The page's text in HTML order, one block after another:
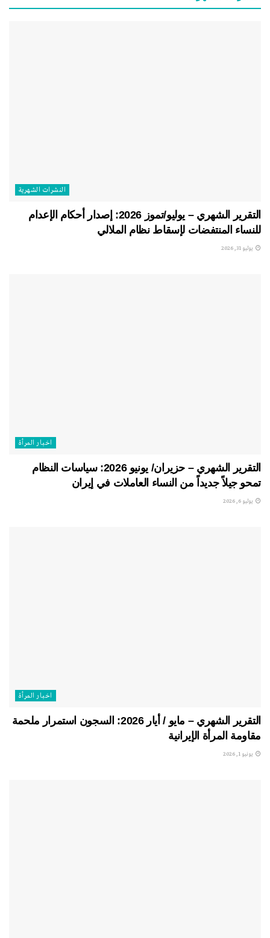
النشرات الشهریة
التقرير الشهري – يوليو/تموز 2026: إصدار أحكام الإعدام
للنساء المنتفضات لإسقاط نظام الملالي
يوليو 31, 2026
اخبار المرأة
التقرير الشهري – حزيران/ يونيو 2026: سياسات النظام
تمحو جيلاً جديداً من النساء العاملات في إيران
يوليو 6, 2026
اخبار المرأة
التقرير الشهري – مايو / أيار 2026: السجون استمرار ملحمة
مقاومة المرأة الإيرانية
يونيو 1, 2026